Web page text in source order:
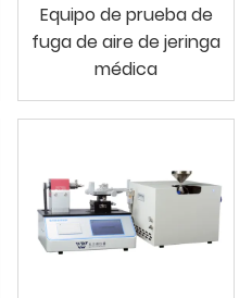
Equipo de prueba de
fuga de aire de jeringa
médica